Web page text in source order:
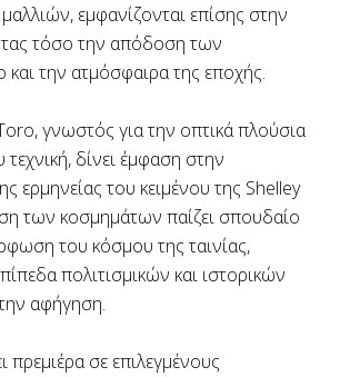
εμφανίζονται επίσης στην
τόσο την απόδοση των
την ατμόσφαιρα της εποχής.
γνωστός για την οπτικά πλούσια
δίνει έμφαση στην
ερμηνείας του κειμένου της Shelley
των κοσμημάτων παίζει σπουδαίο
του κόσμου της ταινίας,
πολιτισμικών και ιστορικών
αφήγηση.
πρεμιέρα σε επιλεγμένους